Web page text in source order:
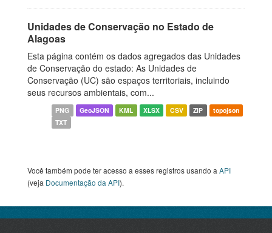
Unidades de Conservação no Estado de
Alagoas
Esta página contém os dados agregados das Unidades
de Conservação do estado: As Unidades de
Conservação (UC) são espaços territoriais, incluindo
seus recursos ambientais, com...
PNG GeoJSON KML XLSX CSV ZIP
topojson
TXT
Você também pode ter acesso a esses registros usando a API
(veja Documentação da API).